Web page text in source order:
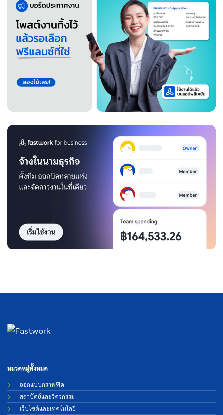
หมวดหมู่ทั้งหมด
ออกแบบกราฟฟิค
สถาปัตย์และวิศวกรรม
เว็บไซต์และเทคโนโลยี